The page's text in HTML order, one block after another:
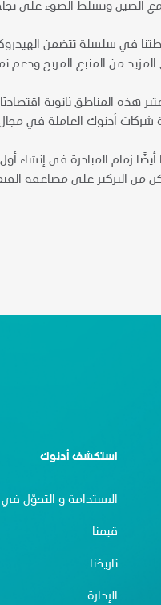
الصين وتسلط الضوء على
من المنبع المربح ودعم
تعتبر هذه المناطق ثانوية
شركات أدنوك العاملة في
أيضًا زمام المبادرة في إنشاء
من التركيز على مضاعفة
استكشف أدنوك
الاستدامة و التحوّل
قيمنا
تاريخنا
الإدارة